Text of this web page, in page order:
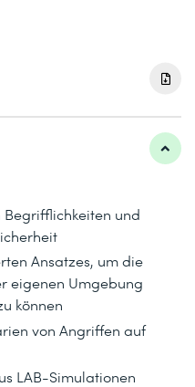
und
Ansatzes, um die
eigenen Umgebung
können
von Angriffen auf
LAB-Simulationen